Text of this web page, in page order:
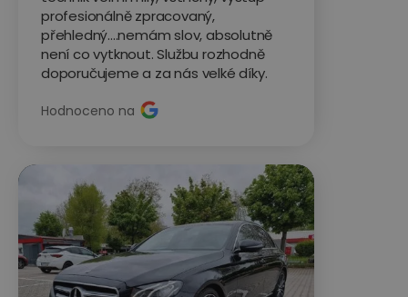
profesionálně zpracovaný,
přehledný....nemám slov, absolutně
není co vytknout. Službu rozhodně
doporučujeme a za nás velké díky.
Hodnoceno na